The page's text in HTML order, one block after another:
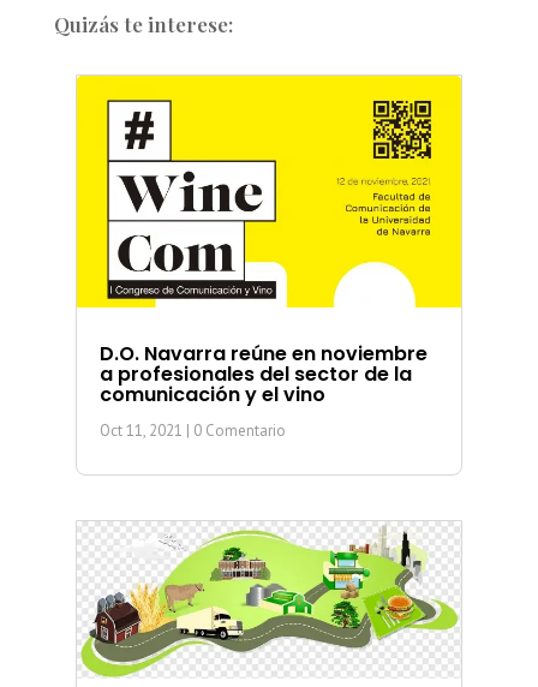
Quizás te interese:
D.O. Navarra reúne en noviembre
a profesionales del sector de la
comunicación y el vino
Oct 11, 2021 | 0 Comentario